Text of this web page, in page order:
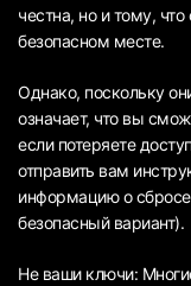
честна, но и тому,
безопасном месте.
Однако, поскольку
означает, что вы
если потеряете
отправить вам
информацию о
безопасный вариант).
Не ваши ключи: